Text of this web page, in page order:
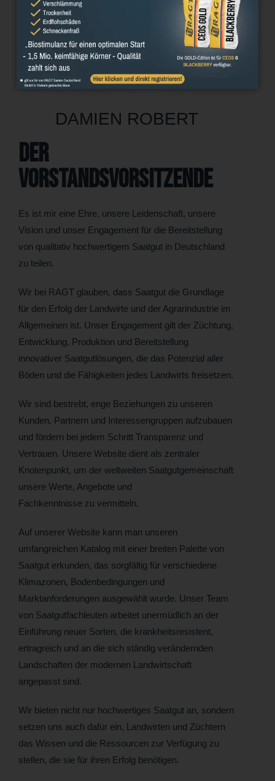
DAMIEN ROBERT
Der
Vorstandsvorsitzende
Es ist mir eine Ehre, unsere Leidenschaft, unsere
Vision und unser Engagement für die Bereitstellung
von qualitativ hochwertigem Saatgut in Deutschland
zu teilen.
Wir bei RAGT glauben, dass Saatgut die Grundlage
für den Erfolg der Landwirte und der Agrarindustrie im
Allgemeinen ist. Unser Engagement gilt der Züchtung,
Entwicklung, Produktion und Bereitstellung
innovativer Saatgutlösungen, die das Potenzial aller
Böden und die Fähigkeiten jedes Landwirts freisetzen.
Wir sind bestrebt, enge Beziehungen zu unseren
Kunden, Partnern und Interessengruppen aufzubauen
und fördern bei jedem Schritt Transparenz und
Vertrauen. Unsere Website dient als zentraler
Knotenpunkt, um der weltweiten Saatgutgemeinschaft
unsere Werte, Angebote und
Fachkenntnisse zu vermitteln.
Auf unserer Website kann man unseren
umfangreichen Katalog mit einer breiten Palette von
Saatgut erkunden, das sorgfältig für verschiedene
Klimazonen, Bodenbedingungen und
Marktanforderungen ausgewählt wurde. Unser Team
von Saatgutfachleuten arbeitet unermüdlich an der
Einführung neuer Sorten, die krankheitsresistent,
ertragreich und an die sich ständig verändernden
Landschaften der modernen Landwirtschaft
angepasst sind.
Wir bieten nicht nur hochwertiges Saatgut an, sondern
setzen uns auch dafür ein, Landwirten und Züchtern
das Wissen und die Ressourcen zur Verfügung zu
stellen, die sie für ihren Erfolg benötigen.